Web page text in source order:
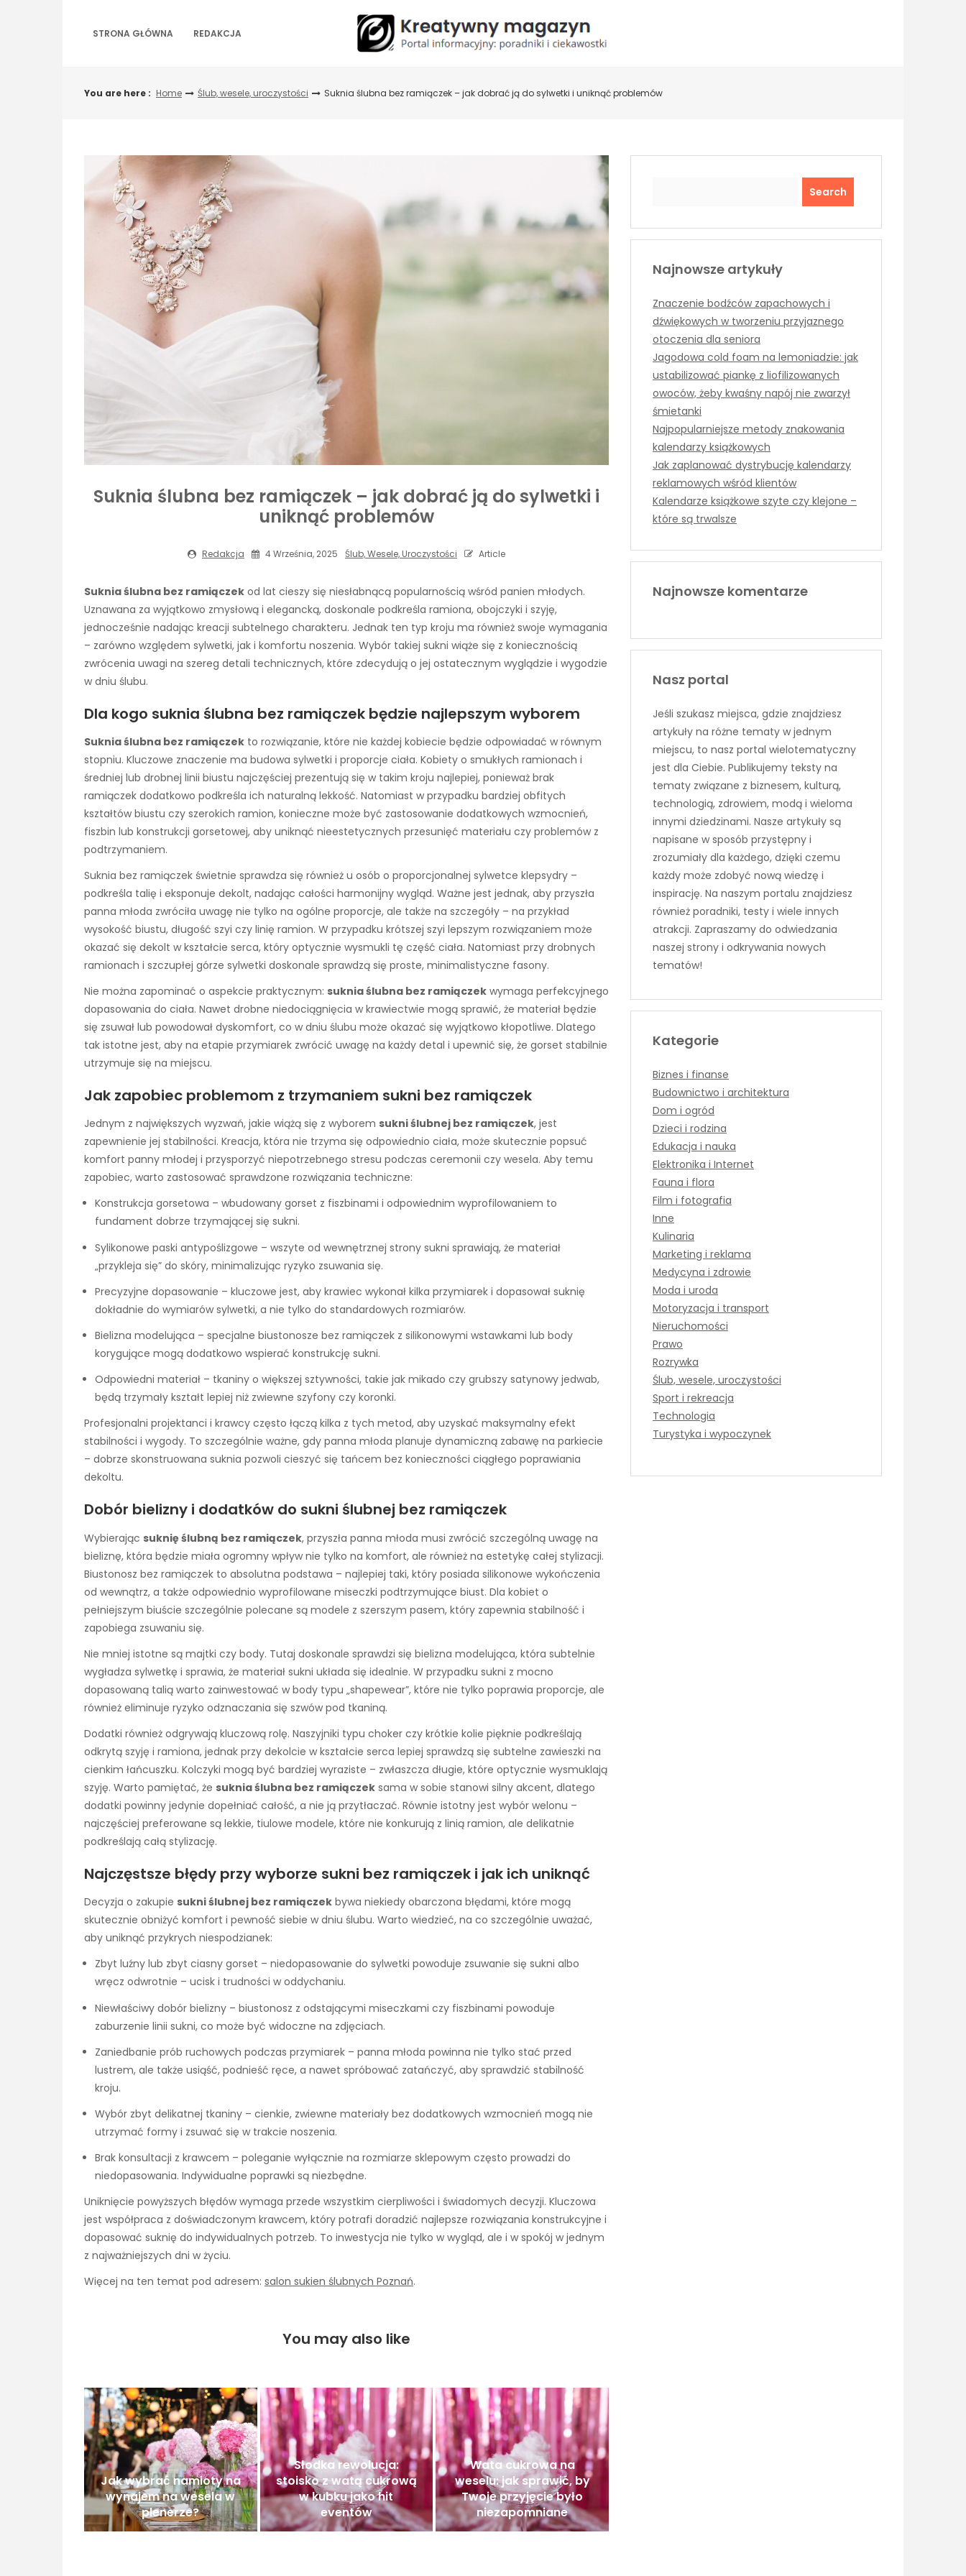
STRONA GŁÓWNA REDAKCJA
You are here : Home Ślub, wesele, uroczystości Suknia ślubna bez ramiączek – jak dobrać ją do sylwetki i uniknąć problemów
Suknia ślubna bez ramiączek – jak dobrać ją do sylwetki i
uniknąć problemów
Redakcja 4 Września, 2025 Ślub, Wesele, Uroczystości Article
Suknia ślubna bez ramiączek od lat cieszy się niesłabnącą popularnością wśród panien młodych.
Uznawana za wyjątkowo zmysłową i elegancką, doskonale podkreśla ramiona, obojczyki i szyję,
jednocześnie nadając kreacji subtelnego charakteru. Jednak ten typ kroju ma również swoje wymagania
– zarówno względem sylwetki, jak i komfortu noszenia. Wybór takiej sukni wiąże się z koniecznością
zwrócenia uwagi na szereg detali technicznych, które zdecydują o jej ostatecznym wyglądzie i wygodzie
w dniu ślubu.
Dla kogo suknia ślubna bez ramiączek będzie najlepszym wyborem
Suknia ślubna bez ramiączek to rozwiązanie, które nie każdej kobiecie będzie odpowiadać w równym
stopniu. Kluczowe znaczenie ma budowa sylwetki i proporcje ciała. Kobiety o smukłych ramionach i
średniej lub drobnej linii biustu najczęściej prezentują się w takim kroju najlepiej, ponieważ brak
ramiączek dodatkowo podkreśla ich naturalną lekkość. Natomiast w przypadku bardziej obfitych
kształtów biustu czy szerokich ramion, konieczne może być zastosowanie dodatkowych wzmocnień,
fiszbin lub konstrukcji gorsetowej, aby uniknąć nieestetycznych przesunięć materiału czy problemów z
podtrzymaniem.
Suknia bez ramiączek świetnie sprawdza się również u osób o proporcjonalnej sylwetce klepsydry –
podkreśla talię i eksponuje dekolt, nadając całości harmonijny wygląd. Ważne jest jednak, aby przyszła
panna młoda zwróciła uwagę nie tylko na ogólne proporcje, ale także na szczegóły – na przykład
wysokość biustu, długość szyi czy linię ramion. W przypadku krótszej szyi lepszym rozwiązaniem może
okazać się dekolt w kształcie serca, który optycznie wysmukli tę część ciała. Natomiast przy drobnych
ramionach i szczupłej górze sylwetki doskonale sprawdzą się proste, minimalistyczne fasony.
Nie można zapominać o aspekcie praktycznym: suknia ślubna bez ramiączek wymaga perfekcyjnego
dopasowania do ciała. Nawet drobne niedociągnięcia w krawiectwie mogą sprawić, że materiał będzie
się zsuwał lub powodował dyskomfort, co w dniu ślubu może okazać się wyjątkowo kłopotliwe. Dlatego
tak istotne jest, aby na etapie przymiarek zwrócić uwagę na każdy detal i upewnić się, że gorset stabilnie
utrzymuje się na miejscu.
Jak zapobiec problemom z trzymaniem sukni bez ramiączek
Jednym z największych wyzwań, jakie wiążą się z wyborem sukni ślubnej bez ramiączek, jest
zapewnienie jej stabilności. Kreacja, która nie trzyma się odpowiednio ciała, może skutecznie popsuć
komfort panny młodej i przysporzyć niepotrzebnego stresu podczas ceremonii czy wesela. Aby temu
zapobiec, warto zastosować sprawdzone rozwiązania techniczne:
Konstrukcja gorsetowa – wbudowany gorset z fiszbinami i odpowiednim wyprofilowaniem to
fundament dobrze trzymającej się sukni.
Sylikonowe paski antypoślizgowe – wszyte od wewnętrznej strony sukni sprawiają, że materiał
„przykleja się” do skóry, minimalizując ryzyko zsuwania się.
Precyzyjne dopasowanie – kluczowe jest, aby krawiec wykonał kilka przymiarek i dopasował suknię
dokładnie do wymiarów sylwetki, a nie tylko do standardowych rozmiarów.
Bielizna modelująca – specjalne biustonosze bez ramiączek z silikonowymi wstawkami lub body
korygujące mogą dodatkowo wspierać konstrukcję sukni.
Odpowiedni materiał – tkaniny o większej sztywności, takie jak mikado czy grubszy satynowy jedwab,
będą trzymały kształt lepiej niż zwiewne szyfony czy koronki.
Profesjonalni projektanci i krawcy często łączą kilka z tych metod, aby uzyskać maksymalny efekt
stabilności i wygody. To szczególnie ważne, gdy panna młoda planuje dynamiczną zabawę na parkiecie
– dobrze skonstruowana suknia pozwoli cieszyć się tańcem bez konieczności ciągłego poprawiania
dekoltu.
Dobór bielizny i dodatków do sukni ślubnej bez ramiączek
Wybierając suknię ślubną bez ramiączek, przyszła panna młoda musi zwrócić szczególną uwagę na
bieliznę, która będzie miała ogromny wpływ nie tylko na komfort, ale również na estetykę całej stylizacji.
Biustonosz bez ramiączek to absolutna podstawa – najlepiej taki, który posiada silikonowe wykończenia
od wewnątrz, a także odpowiednio wyprofilowane miseczki podtrzymujące biust. Dla kobiet o
pełniejszym biuście szczególnie polecane są modele z szerszym pasem, który zapewnia stabilność i
zapobiega zsuwaniu się.
Nie mniej istotne są majtki czy body. Tutaj doskonale sprawdzi się bielizna modelująca, która subtelnie
wygładza sylwetkę i sprawia, że materiał sukni układa się idealnie. W przypadku sukni z mocno
dopasowaną talią warto zainwestować w body typu „shapewear”, które nie tylko poprawia proporcje, ale
również eliminuje ryzyko odznaczania się szwów pod tkaniną.
Dodatki również odgrywają kluczową rolę. Naszyjniki typu choker czy krótkie kolie pięknie podkreślają
odkrytą szyję i ramiona, jednak przy dekolcie w kształcie serca lepiej sprawdzą się subtelne zawieszki na
cienkim łańcuszku. Kolczyki mogą być bardziej wyraziste – zwłaszcza długie, które optycznie wysmuklają
szyję. Warto pamiętać, że suknia ślubna bez ramiączek sama w sobie stanowi silny akcent, dlatego
dodatki powinny jedynie dopełniać całość, a nie ją przytłaczać. Równie istotny jest wybór welonu –
najczęściej preferowane są lekkie, tiulowe modele, które nie konkurują z linią ramion, ale delikatnie
podkreślają całą stylizację.
Najczęstsze błędy przy wyborze sukni bez ramiączek i jak ich uniknąć
Decyzja o zakupie sukni ślubnej bez ramiączek bywa niekiedy obarczona błędami, które mogą
skutecznie obniżyć komfort i pewność siebie w dniu ślubu. Warto wiedzieć, na co szczególnie uważać,
aby uniknąć przykrych niespodzianek:
Zbyt luźny lub zbyt ciasny gorset – niedopasowanie do sylwetki powoduje zsuwanie się sukni albo
wręcz odwrotnie – ucisk i trudności w oddychaniu.
Niewłaściwy dobór bielizny – biustonosz z odstającymi miseczkami czy fiszbinami powoduje
zaburzenie linii sukni, co może być widoczne na zdjęciach.
Zaniedbanie prób ruchowych podczas przymiarek – panna młoda powinna nie tylko stać przed
lustrem, ale także usiąść, podnieść ręce, a nawet spróbować zatańczyć, aby sprawdzić stabilność
kroju.
Wybór zbyt delikatnej tkaniny – cienkie, zwiewne materiały bez dodatkowych wzmocnień mogą nie
utrzymać formy i zsuwać się w trakcie noszenia.
Brak konsultacji z krawcem – poleganie wyłącznie na rozmiarze sklepowym często prowadzi do
niedopasowania. Indywidualne poprawki są niezbędne.
Uniknięcie powyższych błędów wymaga przede wszystkim cierpliwości i świadomych decyzji. Kluczowa
jest współpraca z doświadczonym krawcem, który potrafi doradzić najlepsze rozwiązania konstrukcyjne i
dopasować suknię do indywidualnych potrzeb. To inwestycja nie tylko w wygląd, ale i w spokój w jednym
z najważniejszych dni w życiu.
Więcej na ten temat pod adresem: salon sukien ślubnych Poznań.
You may also like
Jak wybrać namioty na
wynajem na wesela w
plenerze?
Słodka rewolucja:
stoisko z watą cukrową
w kubku jako hit
eventów
Wata cukrowa na
weselu: jak sprawić, by
Twoje przyjęcie było
niezapomniane
Najnowsze artykuły
Znaczenie bodźców zapachowych i
dźwiękowych w tworzeniu przyjaznego
otoczenia dla seniora
Jagodowa cold foam na lemoniadzie: jak
ustabilizować piankę z liofilizowanych
owoców, żeby kwaśny napój nie zwarzył
śmietanki
Najpopularniejsze metody znakowania
kalendarzy książkowych
Jak zaplanować dystrybucję kalendarzy
reklamowych wśród klientów
Kalendarze książkowe szyte czy klejone –
które są trwalsze
Najnowsze komentarze
Nasz portal
Jeśli szukasz miejsca, gdzie znajdziesz
artykuły na różne tematy w jednym
miejscu, to nasz portal wielotematyczny
jest dla Ciebie. Publikujemy teksty na
tematy związane z biznesem, kulturą,
technologią, zdrowiem, modą i wieloma
innymi dziedzinami. Nasze artykuły są
napisane w sposób przystępny i
zrozumiały dla każdego, dzięki czemu
każdy może zdobyć nową wiedzę i
inspirację. Na naszym portalu znajdziesz
również poradniki, testy i wiele innych
atrakcji. Zapraszamy do odwiedzania
naszej strony i odkrywania nowych
tematów!
Kategorie
Biznes i finanse
Budownictwo i architektura
Dom i ogród
Dzieci i rodzina
Edukacja i nauka
Elektronika i Internet
Fauna i flora
Film i fotografia
Inne
Kulinaria
Marketing i reklama
Medycyna i zdrowie
Moda i uroda
Motoryzacja i transport
Nieruchomości
Prawo
Rozrywka
Ślub, wesele, uroczystości
Sport i rekreacja
Technologia
Turystyka i wypoczynek